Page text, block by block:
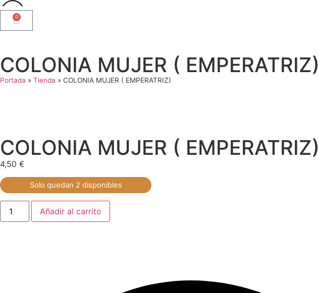
0
COLONIA MUJER ( EMPERATRIZ)
Portada » Tienda » COLONIA MUJER ( EMPERATRIZ)
COLONIA MUJER ( EMPERATRIZ)
4,50 €
Solo quedan 2 disponibles
Añadir al carrito